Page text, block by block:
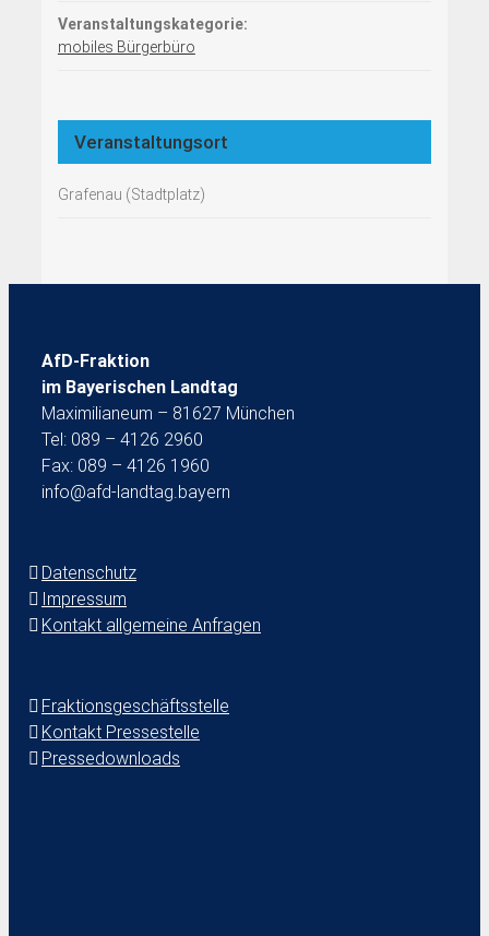
Veranstaltungskategorie:
mobiles Bürgerbüro
Veranstaltungsort
Grafenau (Stadtplatz)
AfD-Fraktion
im Bayerischen Landtag
Maximilianeum – 81627 München
Tel: 089 – 4126 2960
Fax: 089 – 4126 1960
info@afd-landtag.bayern
Datenschutz
Impressum
Kontakt allgemeine Anfragen
Fraktionsgeschäftsstelle
Kontakt Pressestelle
Pressedownloads